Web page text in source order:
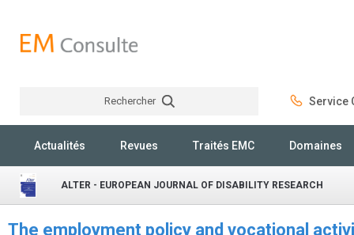
Rechercher Service
Actualités Revues Traités EMC Domaines
ALTER - EUROPEAN JOURNAL OF DISABILITY RESEARCH
The employment policy and vocational